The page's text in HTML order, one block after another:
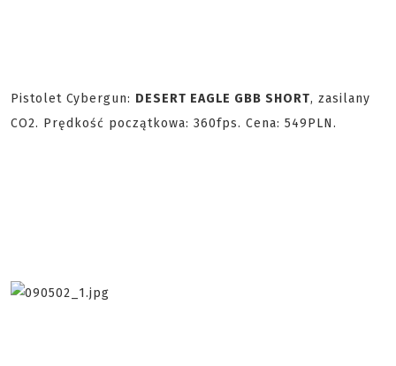
Pistolet Cybergun: DESERT EAGLE GBB SHORT, zasilany
CO2. Prędkość początkowa: 360fps. Cena: 549PLN.